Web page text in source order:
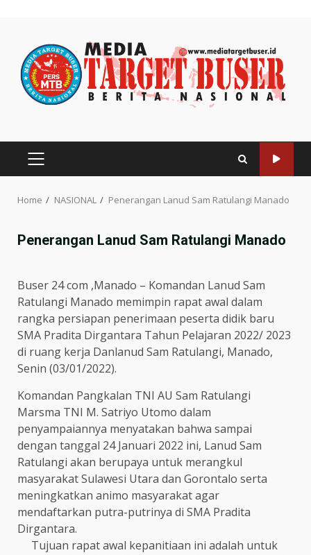
content
PRIMARY
Home NASIONAL Penerangan Lanud Sam Ratulangi Manado
Penerangan Lanud Sam Ratulangi Manado
Buser 24 com ,Manado – Komandan Lanud Sam
Ratulangi Manado memimpin rapat awal dalam
rangka persiapan penerimaan peserta didik baru
SMA Pradita Dirgantara Tahun Pelajaran 2022/ 2023
di ruang kerja Danlanud Sam Ratulangi, Manado,
Senin (03/01/2022).
Komandan Pangkalan TNI AU Sam Ratulangi
Marsma TNI M. Satriyo Utomo dalam
penyampaiannya menyatakan bahwa sampai
dengan tanggal 24 Januari 2022 ini, Lanud Sam
Ratulangi akan berupaya untuk merangkul
masyarakat Sulawesi Utara dan Gorontalo serta
meningkatkan animo masyarakat agar
mendaftarkan putra-putrinya di SMA Pradita
Dirgantara.
Tujuan rapat awal kepanitiaan ini adalah untuk